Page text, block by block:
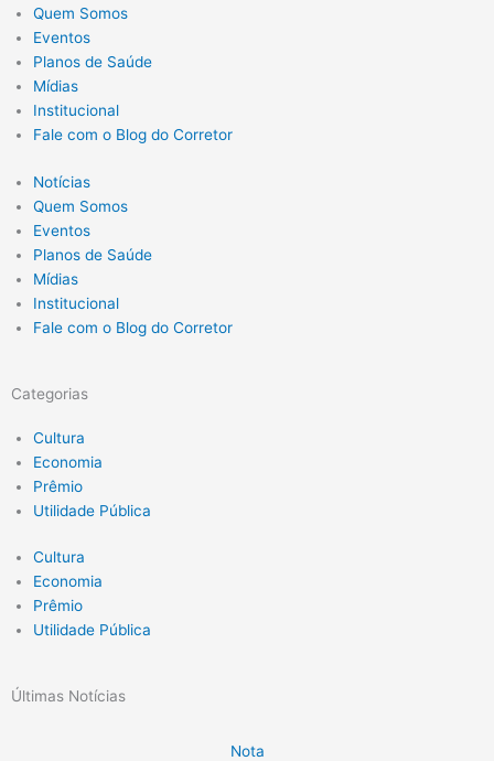
Quem Somos
Eventos
Planos de Saúde
Mídias
Institucional
Fale com o Blog do Corretor
Notícias
Quem Somos
Eventos
Planos de Saúde
Mídias
Institucional
Fale com o Blog do Corretor
Categorias
Cultura
Economia
Prêmio
Utilidade Pública
Cultura
Economia
Prêmio
Utilidade Pública
Últimas Notícias
Nota